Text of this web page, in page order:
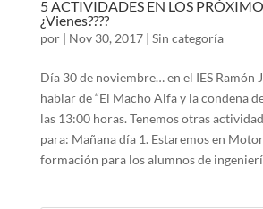
5 ACTIVIDADES EN LOS
¿Vienes????
por | Nov 30, 2017| Sin categoría
Día 30 de noviembre… en el IES Ramón
hablar de “El Macho Alfa y la condena
las 13:00 horas. Tenemos otras
para: Mañana día 1. Estaremos en
formación para los alumnos de